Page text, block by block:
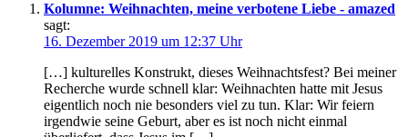
Kolumne: Weihnachten, meine verbotene Liebe - amazed
sagt:
16. Dezember 2019 um 12:37 Uhr
[…] kulturelles Konstrukt, dieses Weihnachtsfest? Bei meiner
Recherche wurde schnell klar: Weihnachten hatte mit Jesus
eigentlich noch nie besonders viel zu tun. Klar: Wir feiern
irgendwie seine Geburt, aber es ist noch nicht einmal